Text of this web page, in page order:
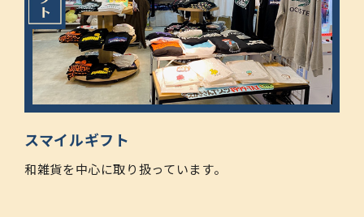
スマイルギフト
和雑貨を中心に取り扱っています。